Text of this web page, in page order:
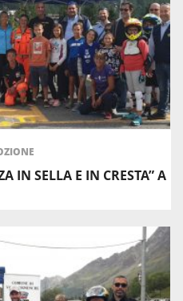
IN SELLA E IN CRESTA” A